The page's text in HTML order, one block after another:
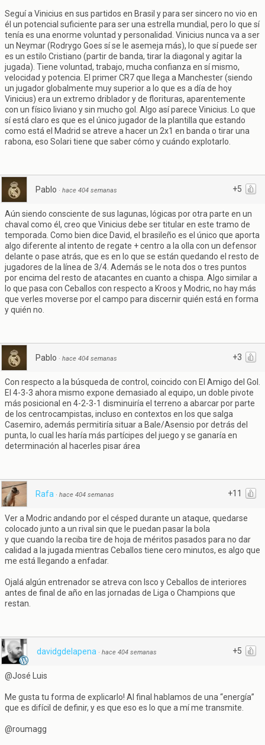
Seguí a Vinicius en sus partidos en Brasil y para ser sincero no vio en
él un potencial suficiente para ser una estrella mundial, pero lo que sí
tenía es una enorme voluntad y personalidad. Vinicius nunca va a ser
un Neymar (Rodrygo Goes sí se le asemeja más), lo que sí puede ser
es un estilo Cristiano (partir de banda, tirar la diagonal y agitar la
jugada). Tiene voluntad, trabajo, mucha confianza en sí mismo,
velocidad y potencia. El primer CR7 que llega a Manchester (siendo
un jugador globalmente muy superior a lo que es a día de hoy
Vinicius) era un extremo driblador y de florituras, aparentemente
con un físico liviano y sin mucho gol. Algo así parece Vinicius. Lo que
sí está claro es que es el único jugador de la plantilla que estando
como está el Madrid se atreve a hacer un 2x1 en banda o tirar una
rabona, eso Solari tiene que saber cómo y cuándo explotarlo.
+5
Pablo · hace 404 semanas
Aún siendo consciente de sus lagunas, lógicas por otra parte en un
chaval como él, creo que Vinicius debe ser titular en este tramo de
temporada. Como bien dice David, el brasileño es el único que aporta
algo diferente al intento de regate + centro a la olla con un defensor
delante o pase atrás, que es en lo que se están quedando el resto de
jugadores de la línea de 3/4. Además se le nota dos o tres puntos
por encima del resto de atacantes en cuanto a chispa. Algo similar a
lo que pasa con Ceballos con respecto a Kroos y Modric, no hay más
que verles moverse por el campo para discernir quién está en forma
y quién no.
+3
Pablo · hace 404 semanas
Con respecto a la búsqueda de control, coincido con El Amigo del Gol.
El 4-3-3 ahora mismo expone demasiado al equipo, un doble pivote
más posicional en 4-2-3-1 disminuiría el terreno a abarcar por parte
de los centrocampistas, incluso en contextos en los que salga
Casemiro, además permitiría situar a Bale/Asensio por detrás del
punta, lo cual les haría más partícipes del juego y se ganaría en
determinación al hacerles pisar área
+11
Rafa · hace 404 semanas
Ver a Modric andando por el césped durante un ataque, quedarse
colocado junto a un rival sin que le puedan pasar la bola
y que cuando la reciba tire de hoja de méritos pasados para no dar
calidad a la jugada mientras Ceballos tiene cero minutos, es algo que
me está llegando a enfadar.
Ojalá algún entrenador se atreva con Isco y Ceballos de interiores
antes de final de año en las jornadas de Liga o Champions que
restan.
+5
davidgdelapena · hace 404 semanas
@José Luis
Me gusta tu forma de explicarlo! Al final hablamos de una “energía”
que es difícil de definir, y es que eso es lo que a mí me transmite.
@roumagg